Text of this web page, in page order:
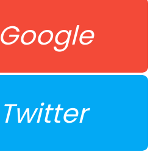
Google
Twitter